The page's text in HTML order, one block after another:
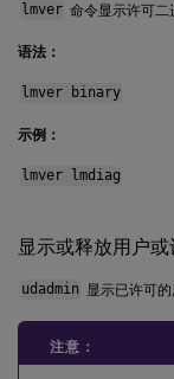
lmver 命令显示许可二
语法：
lmver binary
示例：
lmver lmdiag
显示或释放用户
udadmin 显示已许可
注意：